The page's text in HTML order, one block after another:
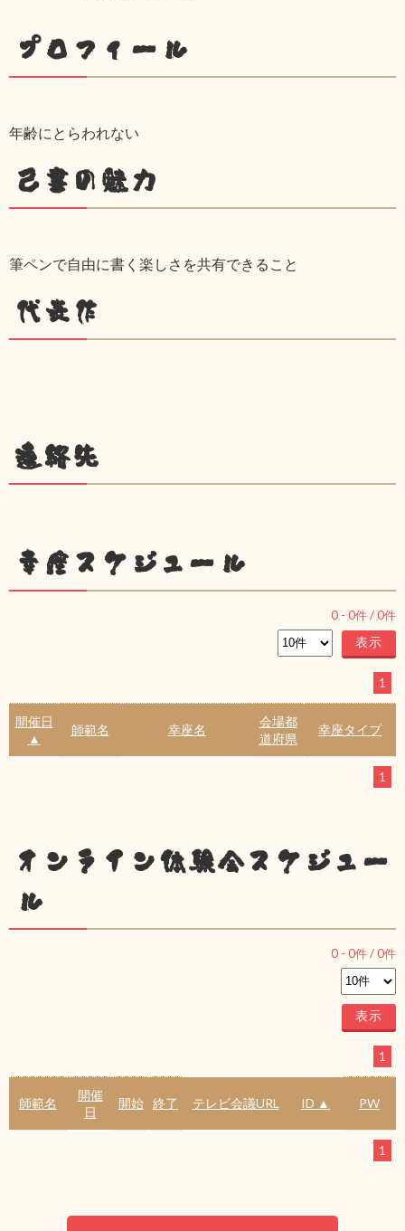
プロフィール
年齢にとらわれない
己書の魅力
筆ペンで自由に書く楽しさを共有できること
代表作
連絡先
幸座スケジュール
0 - 0件 /0件
1
開催日
▲
師範名 幸座名
会場都
道府県
幸座タイプ
1
オンライン体験会スケジュー
ル
0 - 0件 /0件
1
師範名
開催
日
開始 終了 テレビ会議URL ID ▲ PW
1